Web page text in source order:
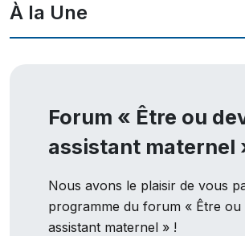
À la Une
Forum « Être ou
assistant maternel
Nous avons le plaisir de vous
programme du forum « Être ou
assistant maternel » !